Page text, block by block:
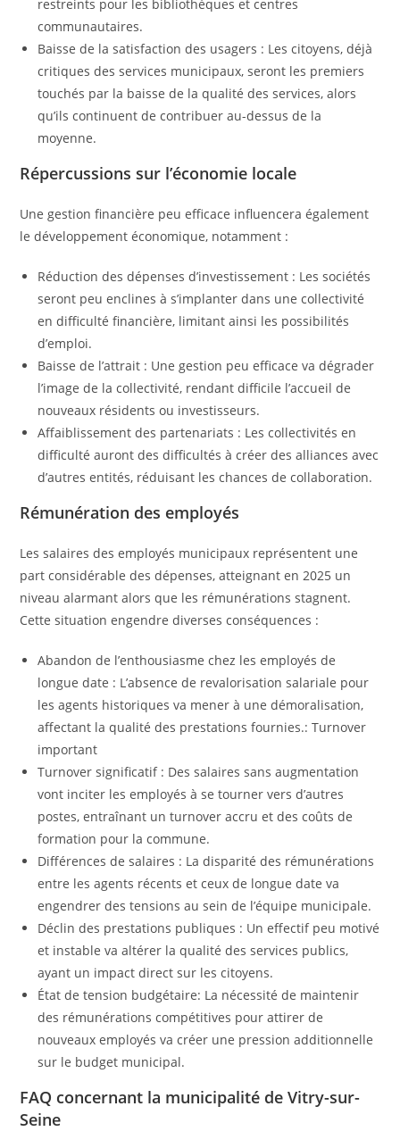
restreints pour les bibliothèques et centres
communautaires.
Baisse de la satisfaction des usagers : Les citoyens, déjà
critiques des services municipaux, seront les premiers
touchés par la baisse de la qualité des services, alors
qu’ils continuent de contribuer au-dessus de la
moyenne.
Répercussions sur l’économie locale
Une gestion financière peu efficace influencera également
le développement économique, notamment :
Réduction des dépenses d’investissement : Les sociétés
seront peu enclines à s’implanter dans une collectivité
en difficulté financière, limitant ainsi les possibilités
d’emploi.
Baisse de l’attrait : Une gestion peu efficace va dégrader
l’image de la collectivité, rendant difficile l’accueil de
nouveaux résidents ou investisseurs.
Affaiblissement des partenariats : Les collectivités en
difficulté auront des difficultés à créer des alliances avec
d’autres entités, réduisant les chances de collaboration.
Rémunération des employés
Les salaires des employés municipaux représentent une
part considérable des dépenses, atteignant en 2025 un
niveau alarmant alors que les rémunérations stagnent.
Cette situation engendre diverses conséquences :
Abandon de l’enthousiasme chez les employés de
longue date : L’absence de revalorisation salariale pour
les agents historiques va mener à une démoralisation,
affectant la qualité des prestations fournies.: Turnover
important
Turnover significatif : Des salaires sans augmentation
vont inciter les employés à se tourner vers d’autres
postes, entraînant un turnover accru et des coûts de
formation pour la commune.
Différences de salaires : La disparité des rémunérations
entre les agents récents et ceux de longue date va
engendrer des tensions au sein de l’équipe municipale.
Déclin des prestations publiques : Un effectif peu motivé
et instable va altérer la qualité des services publics,
ayant un impact direct sur les citoyens.
État de tension budgétaire: La nécessité de maintenir
des rémunérations compétitives pour attirer de
nouveaux employés va créer une pression additionnelle
sur le budget municipal.
FAQ concernant la municipalité de Vitry-sur-
Seine